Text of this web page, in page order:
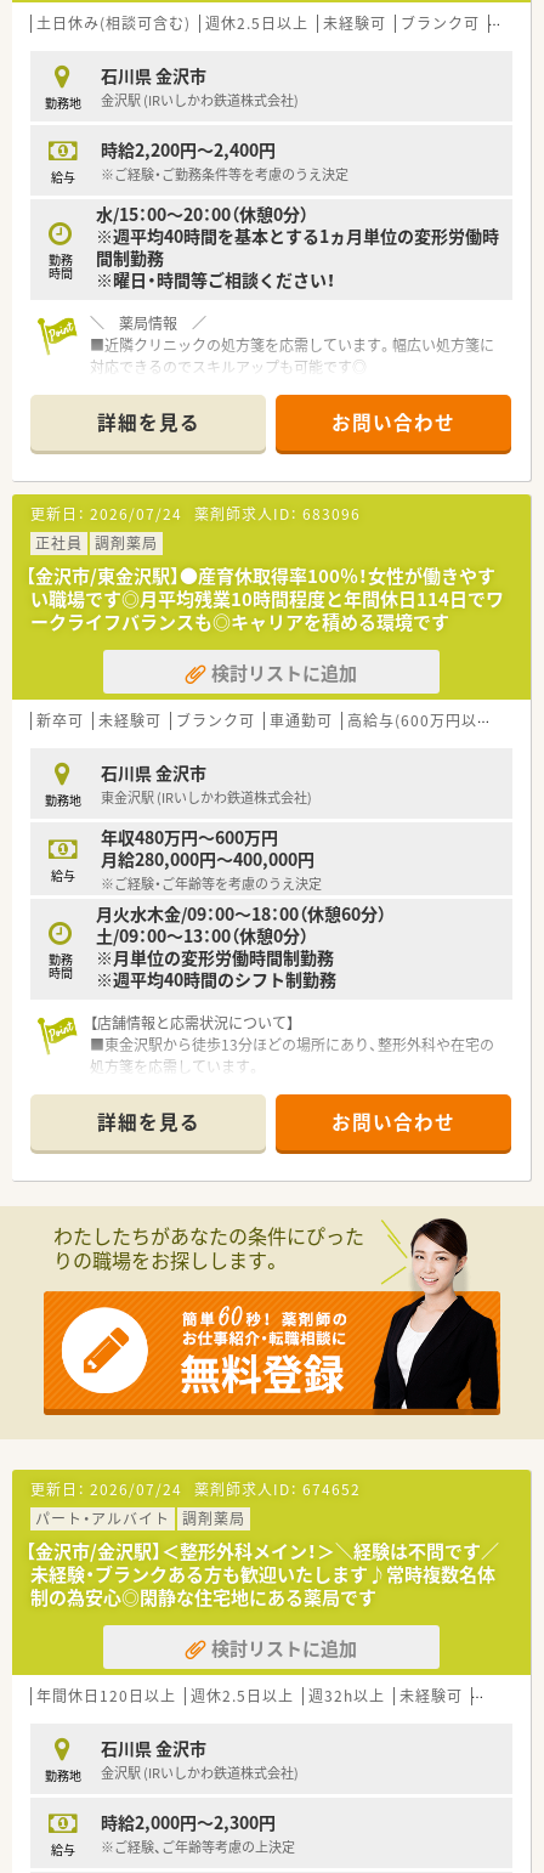
土日休み(相談可含む) 週休2.5日以上 未経験可 ブランク可 Ｗワ
勤務地
石川県 金沢市
金沢駅 (IRいしかわ鉄道株式会社)
給与
時給2,200円～2,400円
※ご経験・ご勤務条件等を考慮のうえ決定
勤務
時間
水/15：00～20：00（休憩0分）
※週平均40時間を基本とする1ヵ月単位の変形労働時
間制勤務
※曜日・時間等ご相談ください！
＼ 薬局情報 ／
■近隣クリニックの処方箋を応需しています。幅広い処方箋に
対応できるのでスキルアップも可能です◎
ご勤務いただけます
■駅から車で10分程度に位置しています◎お車通勤も可能です
＼ おすすめポイント ／
■勤務曜日・時間のご相談可能♪プライベートに合わせて柔軟に
対応いただける環境です
■未経験・ブランクある方も応募可能です◎OJT研修もあり安心
してスタートできます
■30代～60代まで幅広い薬剤師が活躍中！雰囲気も良い薬局で、
落ち着いた環境でご勤務いただけます
詳細を見る お問い合わせ
更新日： 2026/07/24 薬剤師求人ID： 683096
正社員
調剤薬局
【金沢市/東金沢駅】●産育休取得率100％！女性が働きやす
い職場です◎月平均残業10時間程度と年間休日114日でワ
ークライフバランスも◎キャリアを積める環境です
検討リストに追加
新卒可 未経験可 ブランク可 車通勤可 高給与(600万円以上)
勤務地
石川県 金沢市
東金沢駅 (IRいしかわ鉄道株式会社)
給与
年収480万円～600万円
月給280,000円～400,000円
※ご経験・ご年齢等を考慮のうえ決定
勤務
時間
月火水木金/09：00～18：00（休憩60分）
土/09：00～13：00（休憩0分）
※月単位の変形労働時間制勤務
※週平均40時間のシフト制勤務
【店舗情報と応需状況について】
■東金沢駅から徒歩13分ほどの場所にあり、整形外科や在宅の
処方箋を応需しています。
業務を行っています。
■応需枚数は少ないものの、在宅に力を入れており、専門的なス
キルが身につきます。
■今回の募集は増員が目的のため、チームの一員として長く勤務
できる方を歓迎します。
■頑張って仕事に取り組める方や、協調性をもって働ける方を求
■未経験の方やブランクがある方も丁寧に指導しますので安心
して働けます。
【法人特徴について】
■石川県を拠点に、東京や沖縄にも店舗を展開している調剤薬局
グループです。
■クリニックや個人病院の門前薬局として、地域医療に貢献して
■有料老人ホームなども運営しており、多職種連携を学べる機会
が豊富です。
詳細を見る お問い合わせ
わたしたちがあなたの条件にぴった
りの職場をお探しします。
更新日： 2026/07/24 薬剤師求人ID： 674652
パート・アルバイト
調剤薬局
【金沢市/金沢駅】＜整形外科メイン！＞＼経験は不問です／
未経験・ブランクある方も歓迎いたします♪常時複数名体
制の為安心◎閑静な住宅地にある薬局です
検討リストに追加
年間休日120日以上 週休2.5日以上 週32h以上 未経験可 ブランク
勤務地
石川県 金沢市
金沢駅 (IRいしかわ鉄道株式会社)
給与
時給2,000円～2,300円
※ご経験、ご年齢等考慮の上決定